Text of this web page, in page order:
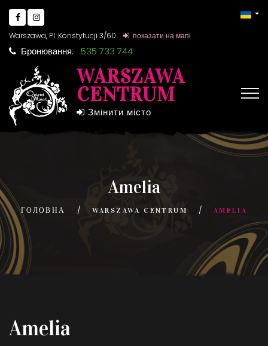
Warszawa, Pl. Konstytucji 3/60 показати на мапі
Бронювання: 535 733 744
WARSZAWA
CENTRUM
Змінити місто
Amelia
ГОЛОВНА WARSZAWA CENTRUM AMELIA
Amelia